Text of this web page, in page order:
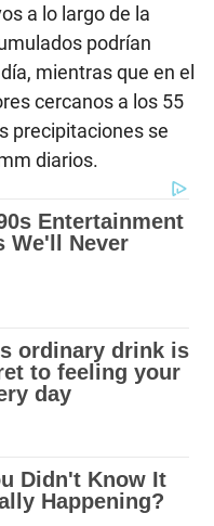
a lo largo de la
podrían
mientras que en el
cercanos a los 55
precipitaciones se
diarios.